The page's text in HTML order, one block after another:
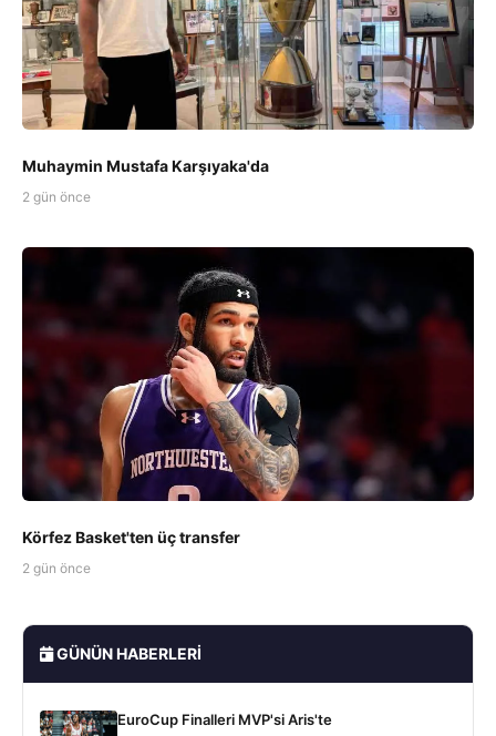
Muhaymin Mustafa Karşıyaka'da
2 gün önce
Körfez Basket'ten üç transfer
2 gün önce
GÜNÜN HABERLERI
EuroCup Finalleri MVP'si Aris'te